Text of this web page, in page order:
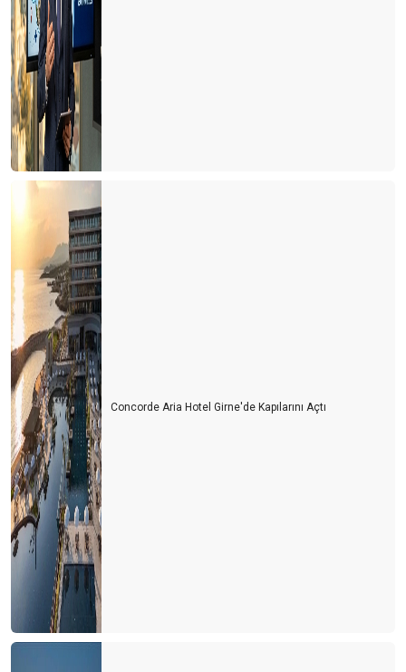
Concorde Aria Hotel Girne'de Kapılarını Açtı